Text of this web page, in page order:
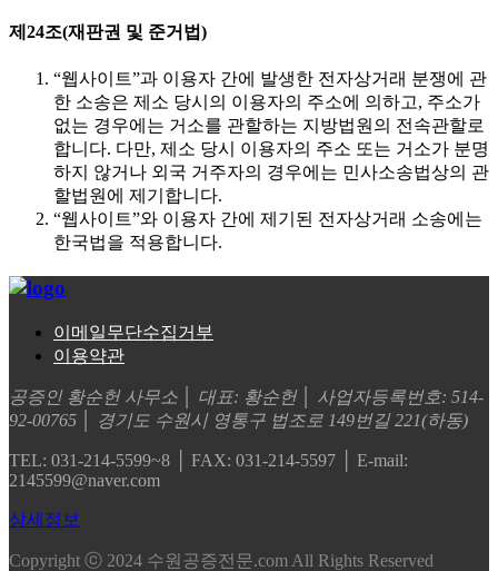
제24조(재판권 및 준거법)
“웹사이트”과 이용자 간에 발생한 전자상거래 분쟁에 관
한 소송은 제소 당시의 이용자의 주소에 의하고, 주소가
없는 경우에는 거소를 관할하는 지방법원의 전속관할로
합니다. 다만, 제소 당시 이용자의 주소 또는 거소가 분명
하지 않거나 외국 거주자의 경우에는 민사소송법상의 관
할법원에 제기합니다.
“웹사이트”와 이용자 간에 제기된 전자상거래 소송에는
한국법을 적용합니다.
이메일무단수집거부
이용약관
공증인 황순헌 사무소 │ 대표: 황순헌 │ 사업자등록번호: 514-
92-00765 │ 경기도 수원시 영통구 법조로 149번길 221(하동)
TEL: 031-214-5599~8 │ FAX: 031-214-5597 │ E-mail:
2145599@naver.com
상세정보
Copyright ⓒ 2024 수원공증전문.com All Rights Reserved